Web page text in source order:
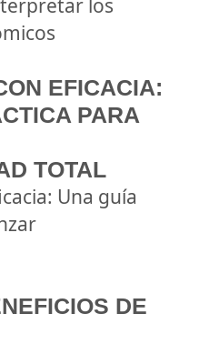
los
EFICACIA:
PARA
TOTAL
Una guía
DE